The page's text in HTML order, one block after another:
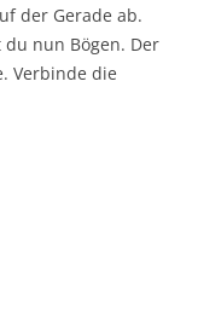
der Gerade ab.
nun Bögen. Der
Verbinde die